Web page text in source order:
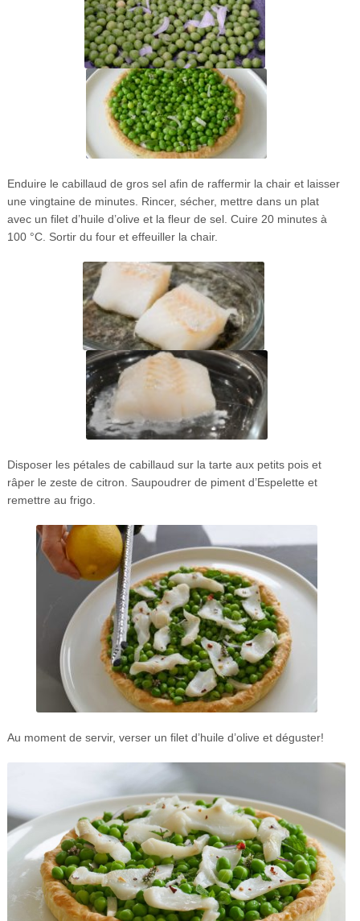
Enduire le cabillaud de gros sel afin de raffermir la chair et laisser
une vingtaine de minutes. Rincer, sécher, mettre dans un plat
avec un filet d’huile d’olive et la fleur de sel. Cuire 20 minutes à
100 °C. Sortir du four et effeuiller la chair.
Disposer les pétales de cabillaud sur la tarte aux petits pois et
râper le zeste de citron. Saupoudrer de piment d’Espelette et
remettre au frigo.
Au moment de servir, verser un filet d’huile d’olive et déguster!